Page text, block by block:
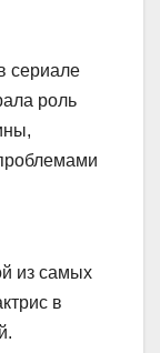
сериале
роль
из самых
в